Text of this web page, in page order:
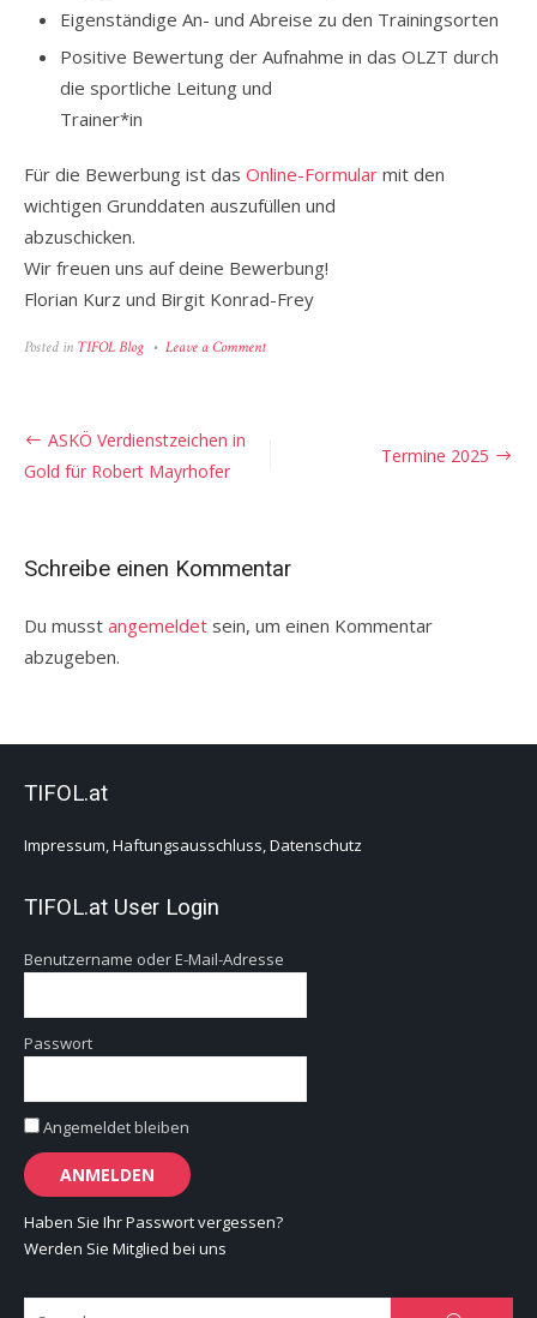
Eigenständige An- und Abreise zu den Trainingsorten
Positive Bewertung der Aufnahme in das OLZT durch
die sportliche Leitung und
Trainer*in
Für die Bewerbung ist das Online-Formular mit den
wichtigen Grunddaten auszufüllen und
abzuschicken.
Wir freuen uns auf deine Bewerbung!
Florian Kurz und Birgit Konrad-Frey
Posted in TIFOL Blog Leave a Commenton
Beitragsnavigation Termine 2025
ASKÖ Verdienstzeichen in
Gold für Robert Mayrhofer
Schreibe einen Kommentar
Du musst angemeldet sein, um einen Kommentar
abzugeben.
TIFOL.at
Impressum, Haftungsausschluss, Datenschutz
TIFOL.at User Login
Benutzername oder E-Mail-Adresse
Passwort
Angemeldet bleiben
Haben Sie Ihr Passwort vergessen?
Werden Sie Mitglied bei uns